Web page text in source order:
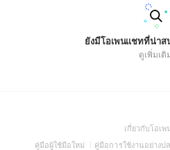
ยังมีโอเพนแชทที่น่าส
ดูเพิ่มเติ
เกี่ยวกับโอเ
คู่มือผู้ใช้มือใหม่ (Open
คู่มือการใช้งานอย่างป